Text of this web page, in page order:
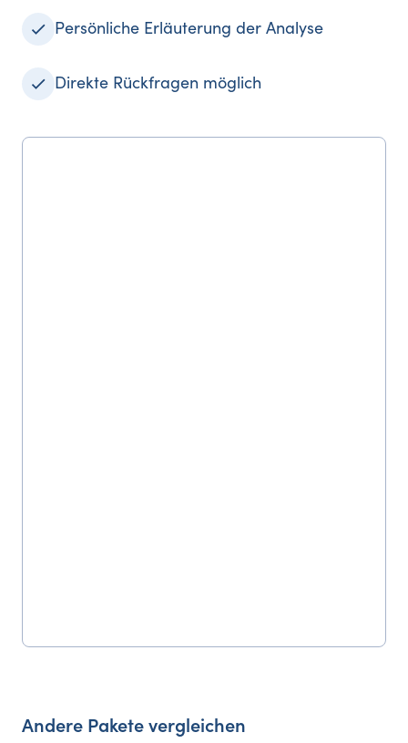
Persönliche Erläuterung der Analyse
Direkte Rückfragen möglich
Andere Pakete vergleichen